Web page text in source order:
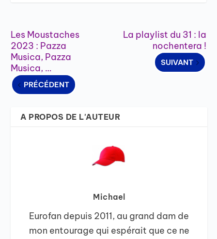
Les Moustaches
2023 : Pazza
Musica, Pazza
Musica, …
PRÉCÉDENT
La playlist du 31 : la
nochentera !
SUIVANT
A PROPOS DE L'AUTEUR
Michael
Eurofan depuis 2011, au grand dam de
mon entourage qui espérait que ce ne